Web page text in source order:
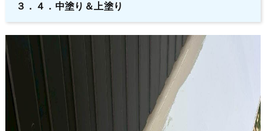
３．４．中塗り＆上塗り